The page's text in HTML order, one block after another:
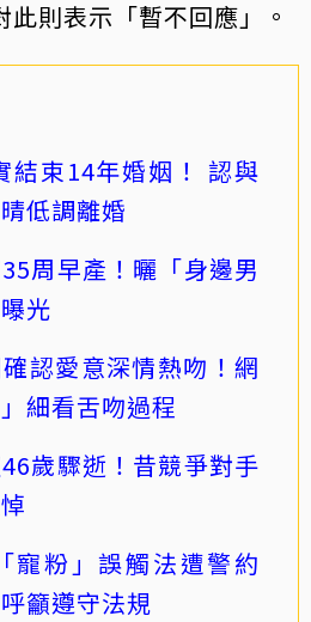
此則表示「暫不回應」。
結束14年婚姻！ 認與
低調離婚
周早產！曬「身邊男
光
認愛意深情熱吻！網
細看舌吻過程
歲驟逝！昔競爭對手
寵粉」誤觸法遭警約
籲遵守法規